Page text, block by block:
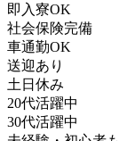
即入寮OK
社会保険完備
車通勤OK
送迎あり
土日休み
20代活躍中
30代活躍中